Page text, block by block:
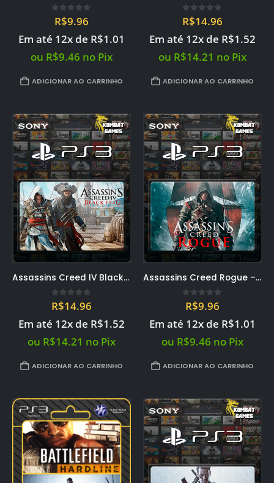
0out of 5
R$9.96
Em até 12x de R$1.01
ou R$9.46 no Pix
ADICIONAR AO CARRINHO
0 out of 5
R$14.96
Em até 12x de R$1.52
ou R$14.21 no Pix
ADICIONAR AO CARRINHO
Assassins Creed IV Black Flag – PS3 midia digital PSN
0 out of 5
R$14.96
Em até 12x de R$1.52
ou R$14.21 no Pix
ADICIONAR AO CARRINHO
Assassins Creed Rogue – PS3 midia digital PSN
0out of 5
R$9.96
Em até 12x de R$1.01
ou R$9.46 no Pix
ADICIONAR AO CARRINHO